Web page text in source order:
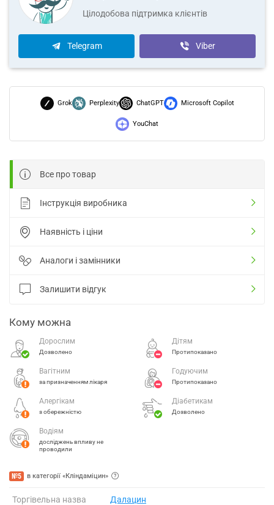
Цілодобова підтримка клієнтів
Telegram Viber
Grok Perplexity ChatGPT Microsoft Copilot
YouChat
Все про товар
Інструкція виробника
Наявність і ціни
Аналоги і замінники
Залишити відгук
Кому можна
Дорослим
Дозволено
Дітям
Протипоказано
Вагітним
за призначенням лікаря
Годуючим
Протипоказано
Алергікам
з обережністю
Діабетикам
Дозволено
Водіям
досліджень впливу не
проводили
№5 в категорії «Кліндаміцин»
Торгівельна назва Далацин